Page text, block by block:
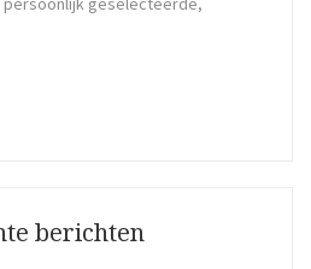
berichten